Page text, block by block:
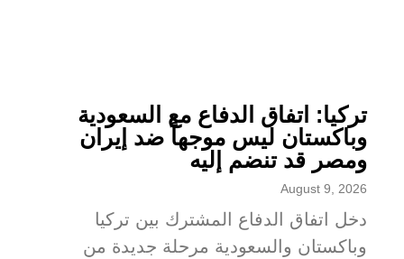
تركيا: اتفاق الدفاع مع السعودية
وباكستان ليس موجهاً ضد إيران
ومصر قد تنضم إليه
August 9, 2026
دخل اتفاق الدفاع المشترك بين تركيا
وباكستان والسعودية مرحلة جديدة من